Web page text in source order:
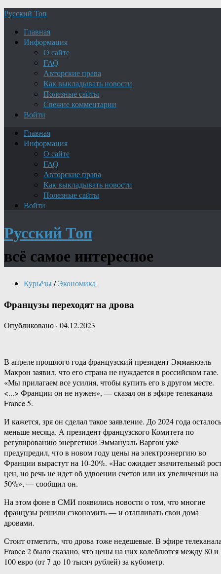
Русский Топ
Главная
Информация
О сайте
FAQ
Авторские права
Как выкладывать новости
Полезные сайты
Свежие комментарии
Войти
Главная
Информация
О сайте
FAQ
Авторские права
Как выкладывать новости
Полезные сайты
Войти
Русский Топ
всё самое интересное
Курьёзы/ Экономика
Французы переходят на дрова
Опубликовано · 04.12.2023
В апреле прошлого года французский президент Эмманюэль
Макрон заявил, что его страна не нуждается в российском газе.
«Мы прилагаем все усилия, чтобы купить его в другом месте.
<...> Франции он не нужен», — сказал он в эфире телеканала
France 5.
И кажется, зря он сделал такое заявление. До 2024 года осталось
меньше месяца. А президент французского Комитета по
регулированию энергетики Эммануэль Варгон уже
предупредил, что в новом году цены на электроэнергию во
Франции вырастут на 10-20%. «Нас ожидает значительный
цен, но речь не идет об удвоении счетов или их увеличении на
50%», — сообщил он.
На этом фоне в СМИ появились новости о том, что многие
французы решили сэкономить — и отапливать свои дома
дровами.
Стоит отметить, что дрова тоже недешевые. В эфире
France 2 было сказано, что цены на них колеблются между 80 и
100 евро (от 7 до 10 тысяч рублей) за кубометр.